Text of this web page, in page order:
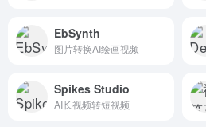
EbSynth
图片转换AI绘画视频
Spikes Studio
AI长视频‍转短视频